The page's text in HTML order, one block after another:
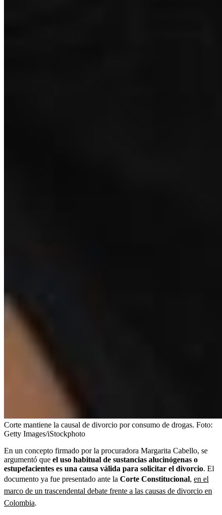
Corte mantiene la causal de divorcio por consumo de drogas. Foto:
Getty Images/iStockphoto
En un concepto firmado por la procuradora Margarita Cabello, se
argumentó que el uso habitual de sustancias alucinógenas o
estupefacientes es una causa válida para solicitar el divorcio. El
documento ya fue presentado ante la Corte Constitucional, en el
marco de un trascendental debate frente a las causas de divorcio en
Colombia.